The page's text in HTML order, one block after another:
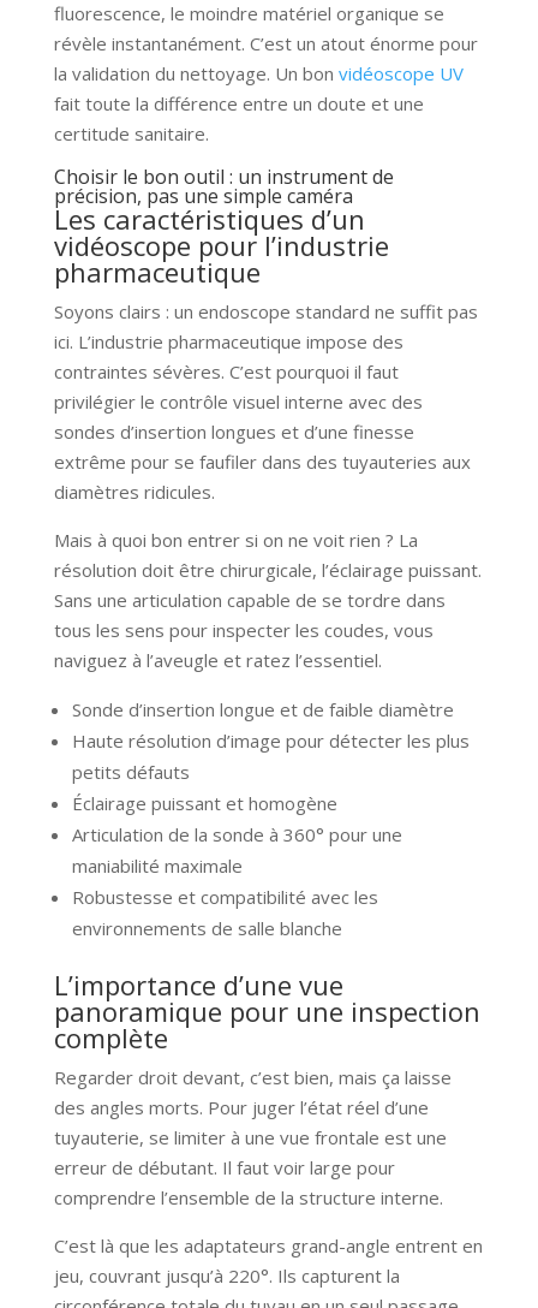
fluorescence, le moindre matériel organique se
révèle instantanément. C’est un atout énorme pour
la validation du nettoyage. Un bon vidéoscope UV
fait toute la différence entre un doute et une
certitude sanitaire.
Choisir le bon outil : un instrument de
précision, pas une simple caméra
Les caractéristiques d’un
vidéoscope pour l’industrie
pharmaceutique
Soyons clairs : un endoscope standard ne suffit pas
ici. L’industrie pharmaceutique impose des
contraintes sévères. C’est pourquoi il faut
privilégier le contrôle visuel interne avec des
sondes d’insertion longues et d’une finesse
extrême pour se faufiler dans des tuyauteries aux
diamètres ridicules.
Mais à quoi bon entrer si on ne voit rien ? La
résolution doit être chirurgicale, l’éclairage puissant.
Sans une articulation capable de se tordre dans
tous les sens pour inspecter les coudes, vous
naviguez à l’aveugle et ratez l’essentiel.
Sonde d’insertion longue et de faible diamètre
Haute résolution d’image pour détecter les plus
petits défauts
Éclairage puissant et homogène
Articulation de la sonde à 360° pour une
maniabilité maximale
Robustesse et compatibilité avec les
environnements de salle blanche
L’importance d’une vue
panoramique pour une inspection
complète
Regarder droit devant, c’est bien, mais ça laisse
des angles morts. Pour juger l’état réel d’une
tuyauterie, se limiter à une vue frontale est une
erreur de débutant. Il faut voir large pour
comprendre l’ensemble de la structure interne.
C’est là que les adaptateurs grand-angle entrent en
jeu, couvrant jusqu’à 220°. Ils capturent la